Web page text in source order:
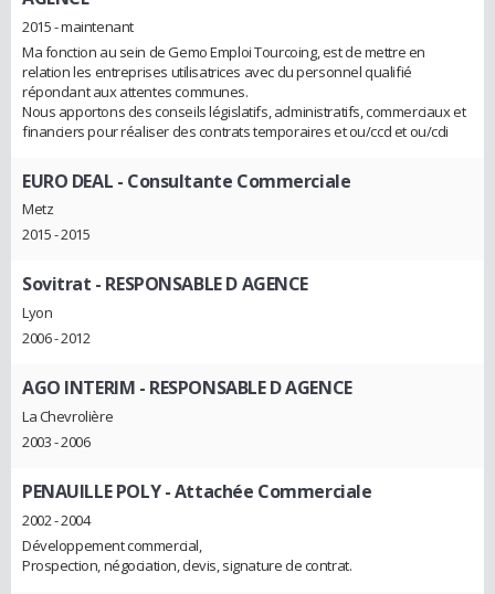
2015 - maintenant
Ma fonction au sein de Gemo Emploi Tourcoing, est de mettre en
relation les entreprises utilisatrices avec du personnel qualifié
répondant aux attentes communes.
Nous apportons des conseils législatifs, administratifs, commerciaux et
financiers pour réaliser des contrats temporaires et ou/ccd et ou/cdi
EURO DEAL - Consultante Commerciale
Metz
2015 - 2015
Sovitrat - RESPONSABLE D AGENCE
Lyon
2006 - 2012
AGO INTERIM - RESPONSABLE D AGENCE
La Chevrolière
2003 - 2006
PENAUILLE POLY- Attachée Commerciale
2002 - 2004
Développement commercial,
Prospection, négociation, devis, signature de contrat.